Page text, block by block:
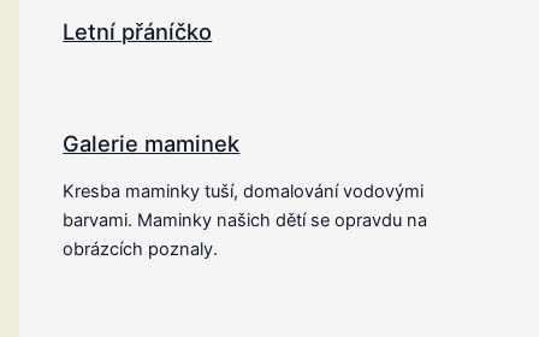
Letní přáníčko
Galerie maminek
Kresba maminky tuší, domalování vodovými
barvami. Maminky našich dětí se opravdu na
obrázcích poznaly.